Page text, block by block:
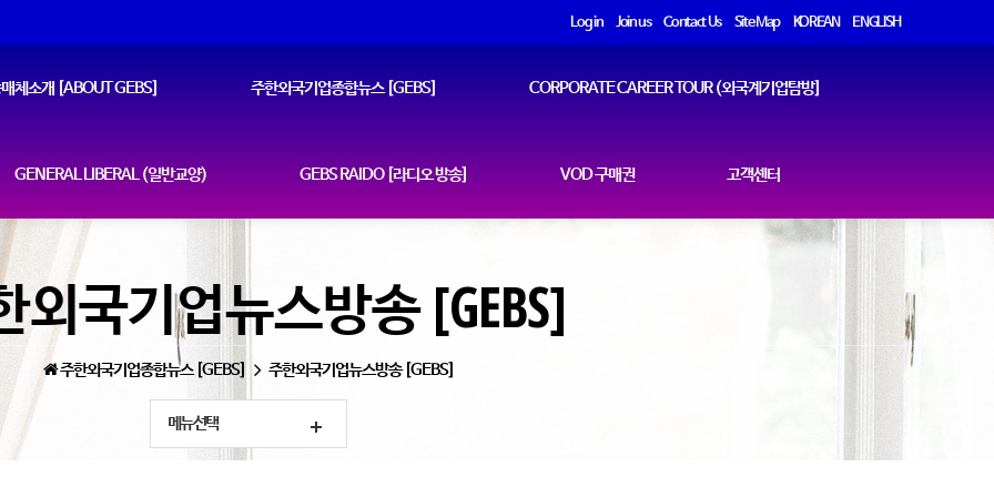
Log in Join us Contact Us Site Map KOREAN ENGLISH
체소개 [ABOUT GEBS] 주한외국기업종합뉴스 [GEBS] CORPORATE CAREER TOUR (외국계기업탐방]
GENERAL LIBERAL (일반교양) GEBS RAIDO [라디오 방송] VOD 구매권 고객센터
외국기업뉴스방송 [GEBS]
주한외국기업종합뉴스 [GEBS] 주한외국기업뉴스방송 [GEBS]
메뉴선택